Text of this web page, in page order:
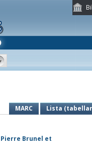
MARC
Lista
Brunel et